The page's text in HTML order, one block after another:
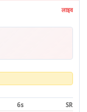
लाइव
6s
SR